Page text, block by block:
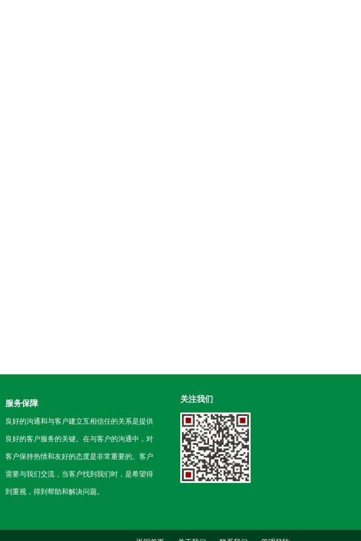
服务保障
良好的沟通和与客户建立互相信任的关系是提供
良好的客户服务的关键。在与客户的沟通中，对
客户保持热情和友好的态度是非常重要的。客户
需要与我们交流，当客户找到我们时，是希望得
到重视，得到帮助和解决问题。
关注我们